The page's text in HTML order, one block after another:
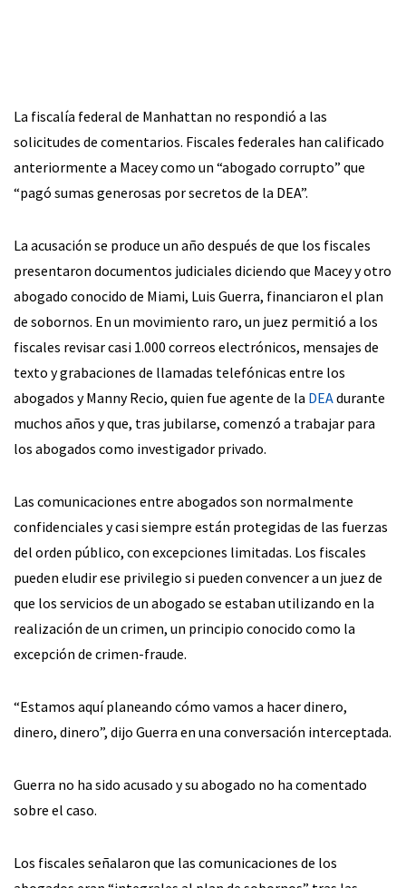
La fiscalía federal de Manhattan no respondió a las
solicitudes de comentarios. Fiscales federales han calificado
anteriormente a Macey como un “abogado corrupto” que
“pagó sumas generosas por secretos de la DEA”.
La acusación se produce un año después de que los fiscales
presentaron documentos judiciales diciendo que Macey y otro
abogado conocido de Miami, Luis Guerra, financiaron el plan
de sobornos. En un movimiento raro, un juez permitió a los
fiscales revisar casi 1.000 correos electrónicos, mensajes de
texto y grabaciones de llamadas telefónicas entre los
abogados y Manny Recio, quien fue agente de la DEAdurante
muchos años y que, tras jubilarse, comenzó a trabajar para
los abogados como investigador privado.
Las comunicaciones entre abogados son normalmente
confidenciales y casi siempre están protegidas de las fuerzas
del orden público, con excepciones limitadas. Los fiscales
pueden eludir ese privilegio si pueden convencer a un juez de
que los servicios de un abogado se estaban utilizando en la
realización de un crimen, un principio conocido como la
excepción de crimen-fraude.
“Estamos aquí planeando cómo vamos a hacer dinero,
dinero, dinero”, dijo Guerra en una conversación interceptada.
Guerra no ha sido acusado y su abogado no ha comentado
sobre el caso.
Los fiscales señalaron que las comunicaciones de los